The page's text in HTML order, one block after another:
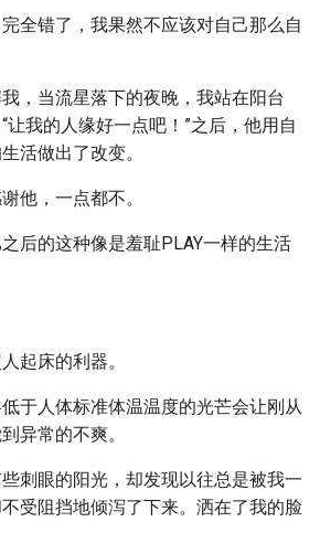
全错了，我果然不应该对自己那么自
，当流星落下的夜晚，我站在阳台
让我的人缘好一点吧！”之后，他用自
活做出了改变。
他，一点都不。
后的这种像是羞耻PLAY一样的生活
起床的利器。
于人体标准体温温度的光芒会让刚从
异常的不爽。
刺眼的阳光，却发现以往总是被我一
受阻挡地倾泻了下来。洒在了我的脸